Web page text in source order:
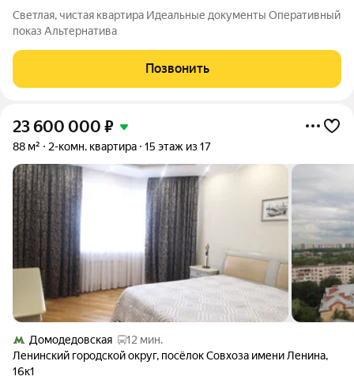
Светлая, чистая квартира Идеальные документы Оперативный
показ Альтернатива
Позвонить
23 600 000 ₽
88 м² 2-комн. квартира 15 этаж из 17
Домодедовская
12 мин.
Ленинский городской округ, посёлок Совхоза имени Ленина,
16к1